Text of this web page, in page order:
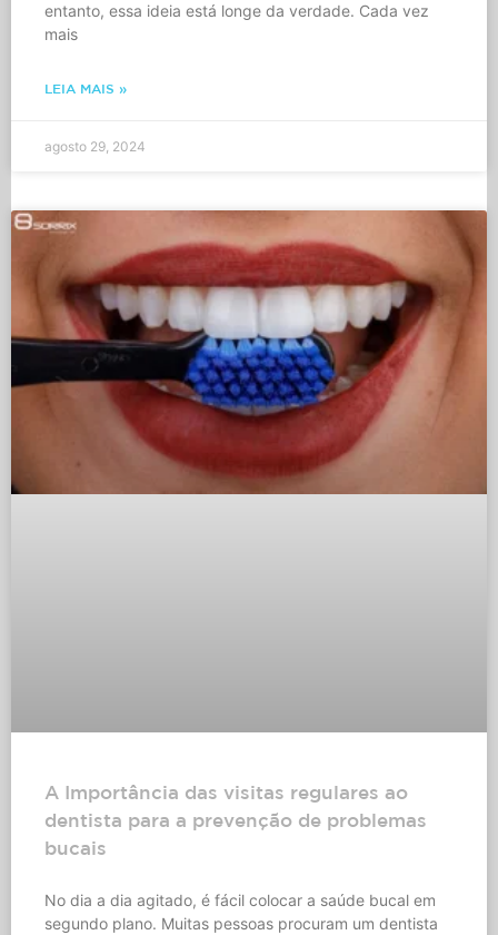
entanto, essa ideia está longe da verdade. Cada vez
mais
LEIA MAIS »
agosto 29, 2024
A Importância das visitas regulares ao
dentista para a prevenção de problemas
bucais
No dia a dia agitado, é fácil colocar a saúde bucal em
segundo plano. Muitas pessoas procuram um dentista